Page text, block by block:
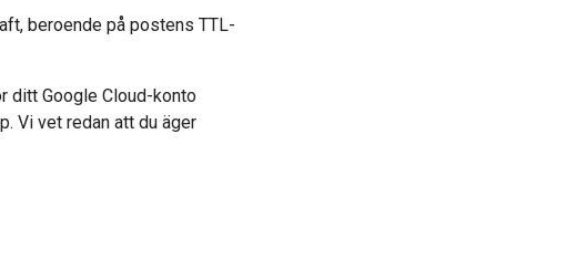
beroende på postens TTL-
ditt Google Cloud-konto
Vi vet redan att du äger